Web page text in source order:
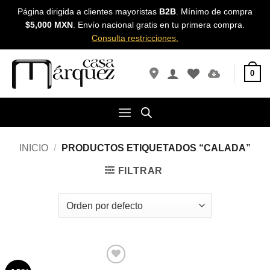
SkipPágina dirigida a clientes mayoristas B2B . Mínimo de compra
$5,000 MXN . Envío nacional gratis en tu primera compra.
Consulta restricciones.
0
INICIO / PRODUCTOS ETIQUETADOS “CALADA”
FILTRAR